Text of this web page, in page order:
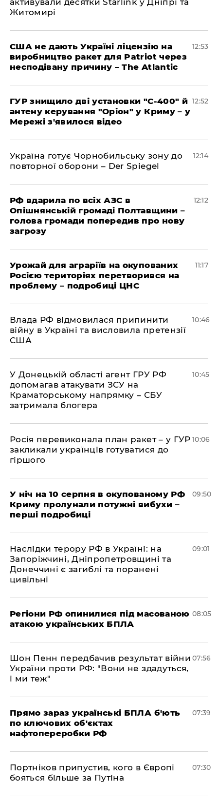
активували десятки Starlink у Дніпрі та
Житомирі
США не дають Україні ліцензію на
виробництво ракет для Patriot через
несподівану причину – The Atlantic
12:53
ГУР знищило дві установки "С-400" й
антену керування "Оріон" у Криму – у
Мережі з'явилося відео
12:52
Україна готує Чорнобильську зону до
повторної оборони – Der Spiegel
12:14
РФ вдарила по всіх АЗС в
Опішнянській громаді Полтавщини –
голова громади попередив про нову
загрозу
12:12
Урожай для аграріїв на окупованих
Росією територіях перетворився на
проблему – подробиці ЦНС
11:17
Влада РФ відмовилася припинити
війну в Україні та висловила претензії
США
10:46
У Донецькій області агент ГРУ РФ
допомагав атакувати ЗСУ на
Краматорському напрямку – СБУ
затримала блогера
10:45
Росія перевиконала план ракет – у ГУР
закликали українців готуватися до
гіршого
10:06
У ніч на 10 серпня в окупованому РФ
Криму пролунали потужні вибухи –
перші подробиці
09:50
Наслідки терору РФ в Україні: на
Запоріжчині, Дніпропетровщині та
Донеччині є загиблі та поранені
цивільні
09:01
Регіони РФ опинилися під масованою
атакою українських БПЛА
08:05
Шон Пенн передбачив результат війни
України проти РФ: "Вони не здадуться,
і ми теж"
07:56
Прямо зараз українські БПЛА б'ють
по ключових об'єктах
нафтопереробки РФ
07:39
Портніков припустив, кого в Європі
бояться більше за Путіна
07:30